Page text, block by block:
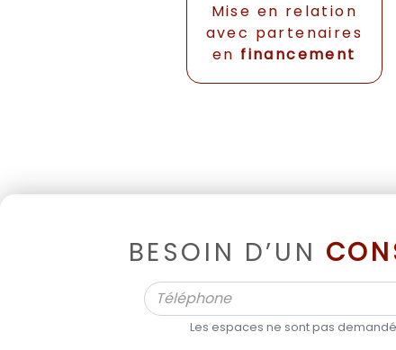
Mise en relation
avec partenaires
en financement
BESOIN D’UN
Les espaces ne sont pas